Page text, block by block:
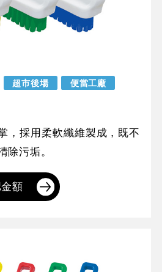
超市後場 便當工廠
，採用柔軟纖維製成，既不
除污垢。
額